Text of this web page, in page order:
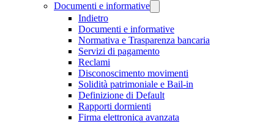
Documenti e informative
Indietro
Documenti e informative
Normativa e Trasparenza bancaria
Servizi di pagamento
Reclami
Disconoscimento movimenti
Solidità patrimoniale e Bail-in
Definizione di Default
Rapporti dormienti
Firma elettronica avanzata